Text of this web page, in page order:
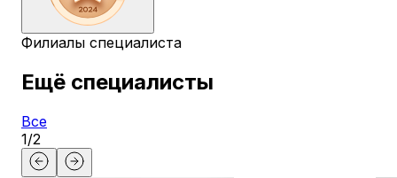
Филиалы специалиста
Ещё специалисты
Все
1/2